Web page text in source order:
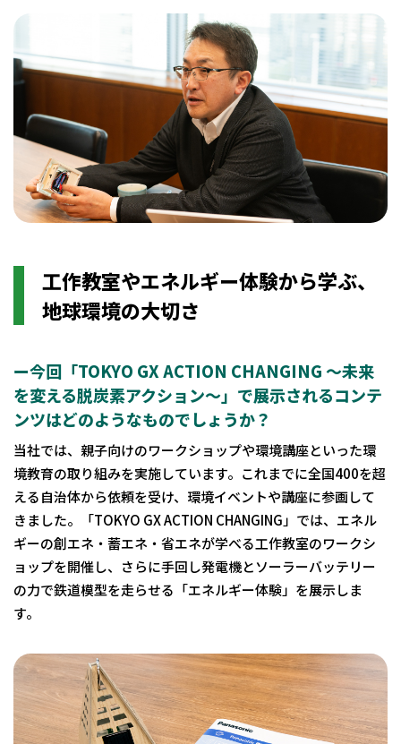
工作教室やエネルギー体験から学ぶ、
地球環境の大切さ
ー今回「TOKYO GX ACTION CHANGING ～未来
を変える脱炭素アクション～」で展示されるコンテ
ンツはどのようなものでしょうか？
当社では、親子向けのワークショップや環境講座といった環
境教育の取り組みを実施しています。これまでに全国400を超
える自治体から依頼を受け、環境イベントや講座に参画して
きました。「TOKYO GX ACTION CHANGING」では、エネル
ギーの創エネ・蓄エネ・省エネが学べる工作教室のワークシ
ョップを開催し、さらに手回し発電機とソーラーバッテリー
の力で鉄道模型を走らせる「エネルギー体験」を展示しま
す。